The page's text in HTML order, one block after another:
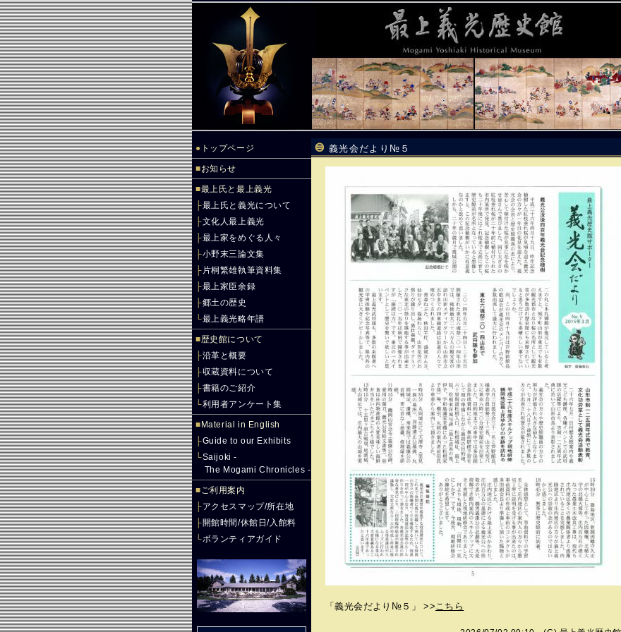
● トップページ
■お知らせ
■最上氏と最上義光
├最上氏と義光について
├文化人最上義光
├最上家をめぐる人々
├小野末三論文集
├ 片桐繁雄執筆資料集
├最上家臣余録
├郷土の歴史
└最上義光略年譜
■歴史館について
├沿革と概要
├収蔵資料について
├書籍のご紹介
└利用者アンケート集
■ Material in English
├Guide to our Exhibits
└Saijoki -
The Mogami Chronicles -
■ご利用案内
├アクセスマップ/所在地
├開館時間/休館日/入館料
└ボランティアガイド
義光会だより№５
「義光会だより№５」 >>こちら